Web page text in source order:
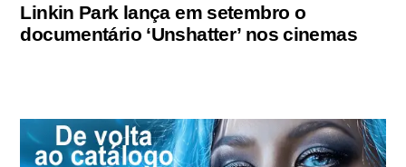
Linkin Park lança em setembro o
documentário ‘Unshatter’ nos cinemas